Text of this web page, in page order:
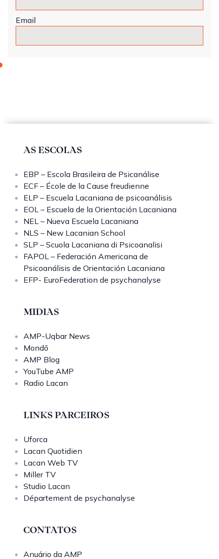
Email
AS ESCOLAS
EBP – Escola Brasileira de Psicanálise
ECF – École de la Cause freudienne
ELP – Escuela Lacaniana de psicoanálisis
EOL – Escuela de la Orientación Lacaniana
NEL – Nueva Escuela Lacaniana
NLS – New Lacanian School
SLP – Scuola Lacaniana di Psicoanalisi
FAPOL – Federación Americana de
Psicoanálisis de Orientación Lacaniana
EFP- EuroFederation de psychanalyse
MIDIAS
AMP-Uqbar News
Mondō
AMP Blog
YouTube AMP
Radio Lacan
LINKS PARCEIROS
Uforca
Lacan Quotidien
Lacan Web TV
Miller TV
Studio Lacan
Département de psychanalyse
CONTATOS
Anuário da AMP